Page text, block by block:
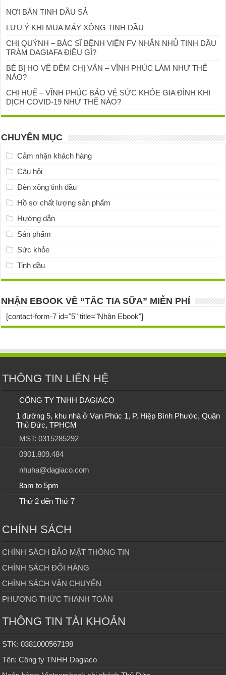
NƠI BÁN TINH DẦU SẢ
LƯU Ý KHI MUA MÁY XÔNG TINH DẦU
CHỊ QUỲNH – BÁC SĨ BỆNH VIỆN FV NHẮN NHỦ TINH DẦU
TRÀM DAGIAFA ĐIỀU GÌ?
BÉ BỊ HO VỀ ĐÊM CHỊ VÂN – VĨNH PHÚC LÀM NHƯ THẾ
NÀO?
CHỊ HUẾ – VĨNH PHÚC BẢO VỆ SỨC KHỎE GIA ĐÌNH KHI
DỊCH COVID-19 NHƯ THẾ NÀO?
CHUYÊN MỤC
Cảm nhận khách hàng
Câu hỏi
Đèn xông tinh dầu
Hồ sơ chất lượng sản phẩm
Hướng dẫn
Sản phẩm
Sức khỏe
Tinh dầu
NHẬN EBOOK VỀ “TẮC TIA SỮA” MIỄN PHÍ
[contact-form-7 id="5" title="Nhận Ebook"]
THÔNG TIN LIÊN HỆ
CÔNG TY TNHH DAGIACO
1 đường 5, khu nhà ở Vạn Phúc 1, P. Hiệp Bình Phước, Quận
Thủ Đức, TPHCM
MST: 0315285292
0901.809.484
nhuha@dagiaco.com
8am to 5pm
Thứ 2 đến Thứ 7
CHÍNH SÁCH
CHÍNH SÁCH BẢO MẬT THÔNG TIN
CHÍNH SÁCH ĐỔI HÀNG
CHÍNH SÁCH VẬN CHUYỂN
PHƯƠNG THỨC THANH TOÁN
THÔNG TIN TÀI KHOẢN
STK: 0381000567198
Tên: Công ty TNHH Dagiaco